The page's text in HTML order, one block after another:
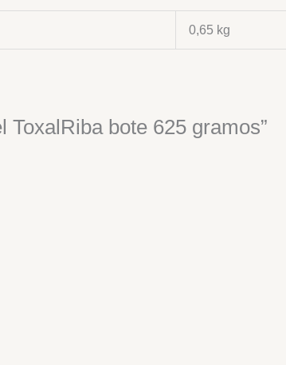
0,65 kg
ToxalRiba bote 625 gramos”